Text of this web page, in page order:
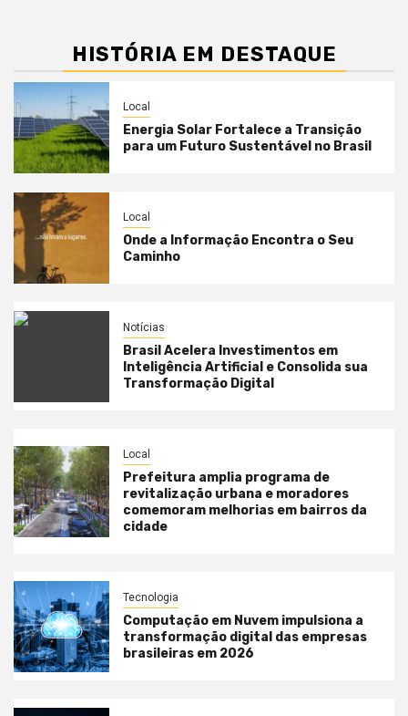
HISTÓRIA EM DESTAQUE
Local
Energia Solar Fortalece a Transição
para um Futuro Sustentável no Brasil
Local
Onde a Informação Encontra o Seu
Caminho
Notícias
Brasil Acelera Investimentos em
Inteligência Artificial e Consolida sua
Transformação Digital
Local
Prefeitura amplia programa de
revitalização urbana e moradores
comemoram melhorias em bairros da
cidade
Tecnologia
Computação em Nuvem impulsiona a
transformação digital das empresas
brasileiras em 2026